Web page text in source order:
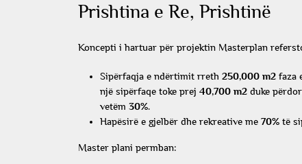
Prishtina e Re, Prishtinë
Koncepti i hartuar për projektin Masterplan
Sipërfaqja e ndërtimit rreth 250,000 m2 faza
një sipërfaqe toke prej 40,700 m2 duke
vetëm 30%.
Hapësirë e gjelbër dhe rekreative me 70% të
Master plani permban: